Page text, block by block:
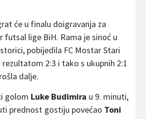
će u finalu doigravanja za
futsal lige BiH. Rama je sinoć u
pobijedila FC Mostar Stari
2:3 i tako s ukupnih 2:1
dalje.
golom Luke Budimira u 9. minuti,
prednost gostiju povećao Toni